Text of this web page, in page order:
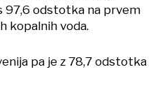
97,6 odstotka na prvem
kopalnih voda.
pa je z 78,7 odstotka